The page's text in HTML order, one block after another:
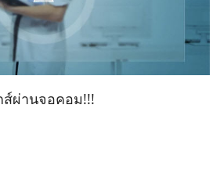
ผ่านจอคอม!!!